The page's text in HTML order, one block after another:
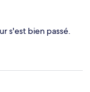
s'est bien passé.